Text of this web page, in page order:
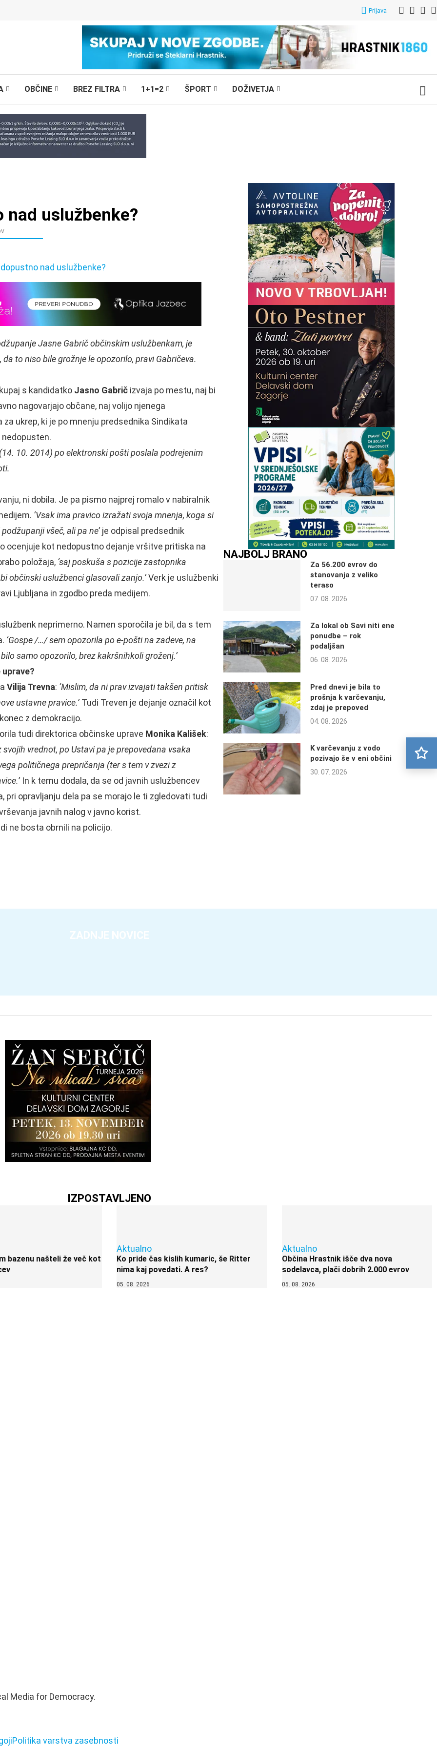
Prijava
OBČINE BREZ FILTRA 1+1=2 ŠPORT DOŽIVETJA
nad uslužbenke?
Jasne Gabrič občinskim uslužbenkam, je
to niso bile grožnje le opozorilo, pravi Gabričeva.
s kandidatko Jasno Gabrič izvaja po mestu, naj bi
nagovarjajo občane, naj volijo njenega
ukrep, ki je po mnenju predsednika Sindikata
nedopusten.
10. 2014) po elektronski pošti poslala podrejenim
ni dobila. Je pa pismo najprej romalo v nabiralnik
‘Vsak ima pravico izražati svoja mnenja, koga si
všeč, ali pa ne’je odpisal predsednik
ocenjuje kot nedopustno dejanje vršitve pritiska na
položaja, ‘saj poskuša s pozicije zastopnika
občinski uslužbenci glasovali zanjo.’Verk je uslužbenki
Ljubljana in zgodbo preda medijem.
neprimerno. Namen sporočila je bil, da s tem
‘Gospe /…/ sem opozorila po e-pošti na zadeve, na
samo opozorilo, brez kakršnihkoli groženj.’
Vilija Trevna: ‘Mislim, da ni prav izvajati takšen pritisk
ustavne pravice.’Tudi Treven je dejanje označil kot
z demokracijo.
tudi direktorica občinske uprave Monika Kališek:
vrednot, po Ustavi pa je prepovedana vsaka
političnega prepričanja (ter s tem v zvezi z
In k temu dodala, da se od javnih uslužbencev
pri opravljanju dela pa se morajo le ti zgledovati tudi
javnih nalog v javno korist.
ne bosta obrnili na policijo.
NAJBOLJ BRANO
Za 56.200 evrov do
stanovanja z veliko
teraso
07. 08. 2026
Za lokal ob Savi niti ene
ponudbe – rok
podaljšan
06. 08. 2026
Pred dnevi je bila to
prošnja k varčevanju,
zdaj je prepoved
04. 08. 2026
K varčevanju z vodo
pozivajo še v eni občini
30. 07. 2026
ZADNJE NOVICE
IZPOSTAVLJENO
bazenu našteli že več kot
Aktualno
Ko pride čas kislih kumaric, še Ritter
nima kaj povedati. A res?
05. 08. 2026
Aktualno
Občina Hrastnik išče dva nova
sodelavca, plači dobrih 2.000 evrov
05. 08. 2026
Media for Democracy.
Politika varstva zasebnosti